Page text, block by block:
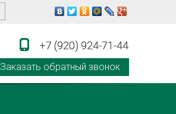
+7 (920) 924-71-44
Заказать обратный звонок
+7 (920) 924-71-44